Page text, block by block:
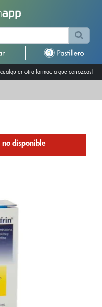
otra farmacia que conozcas!
disponible